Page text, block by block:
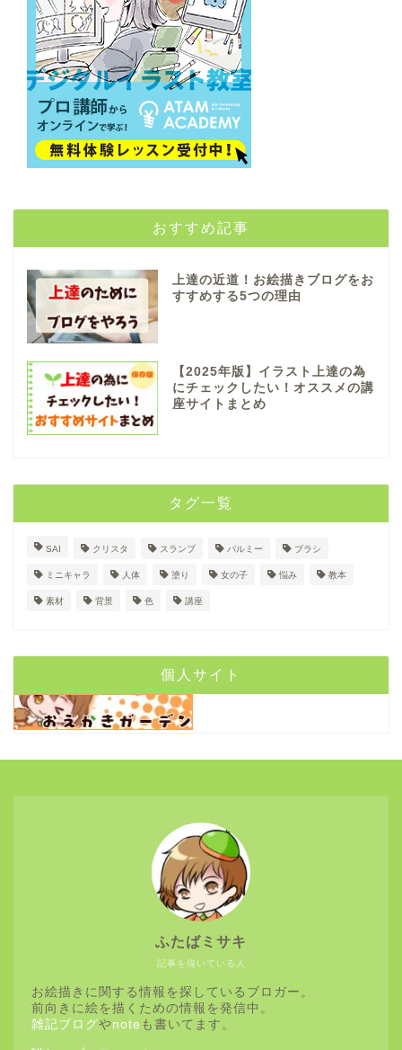
おすすめ記事
上達の近道！お絵描きブログをお
すすめする5つの理由
【2025年版】イラスト上達の為
にチェックしたい！オススメの講
座サイトまとめ
タグ一覧
SAI クリスタ スランプ パルミー ブラシ
ミニキャラ 人体 塗り 女の子 悩み 教本
素材 背景 色 講座
個人サイト
記事を描いている人
ふたばミサキ
お絵描きに関する情報を探しているブロガー。
前向きに絵を描くための情報を発信中。
雑記ブログやnote も書いてます。